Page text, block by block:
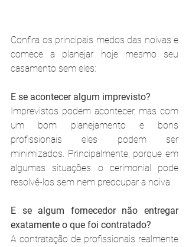
Confira os principais medos das noivas e
comece a planejar hoje mesmo seu
casamento sem eles:
E se acontecer algum imprevisto?
Imprevistos podem acontecer, mas com
um bom planejamento e bons
profissionais eles podem ser
minimizados. Principalmente, porque em
algumas situações o cerimonial pode
resolvê-los sem nem preocupar a noiva.
E se algum fornecedor não entregar
exatamente o que foi contratado?
A contratação de profissionais realmente